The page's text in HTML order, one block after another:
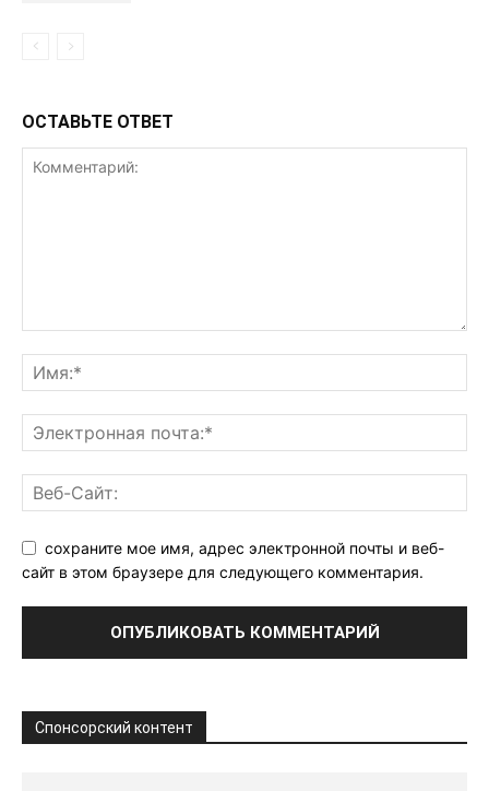
ОСТАВЬТЕ ОТВЕТ
сохраните мое имя, адрес электронной почты и веб-
сайт в этом браузере для следующего комментария.
Спонсорский контент